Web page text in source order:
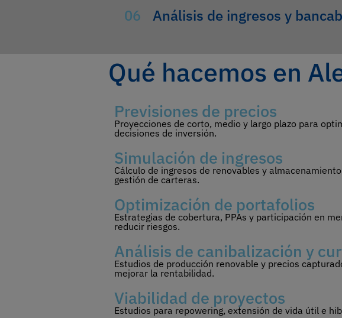
06
Análisis de ingresos y
Qué hacemos en
Previsiones de precios
Proyecciones de corto, medio y largo plazo para
decisiones de inversión.
Simulación de ingresos
Cálculo de ingresos de renovables y
gestión de carteras.
Optimización de portafolios
Estrategias de cobertura, PPAs y participación en
reducir riesgos.
Análisis de canibalización y
Estudios de producción renovable y precios
mejorar la rentabilidad.
Viabilidad de proyectos
Estudios para repowering, extensión de vida útil e